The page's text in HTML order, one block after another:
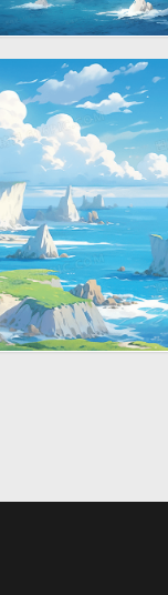
蓝天白云岛屿大海唯
美风景插画